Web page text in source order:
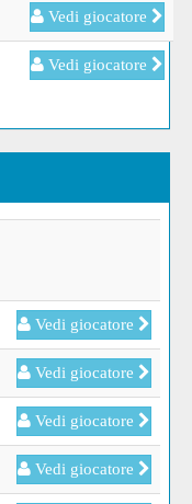
Vedi giocatore
Vedi giocatore
Vedi giocatore
Vedi giocatore
Vedi giocatore
Vedi giocatore